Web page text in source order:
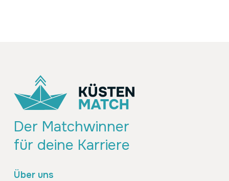
Der Matchwinner
für deine Karriere
Über uns